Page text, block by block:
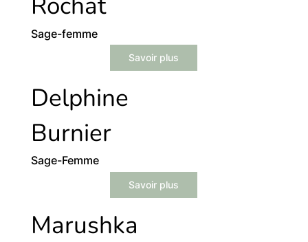
Sage-femme
Savoir plus
Delphine
Burnier
Sage-Femme
Savoir plus
Marushka